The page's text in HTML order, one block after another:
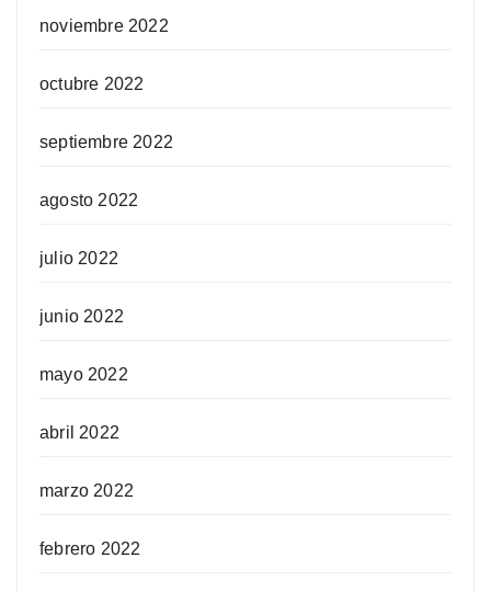
noviembre 2022
octubre 2022
septiembre 2022
agosto 2022
julio 2022
junio 2022
mayo 2022
abril 2022
marzo 2022
febrero 2022